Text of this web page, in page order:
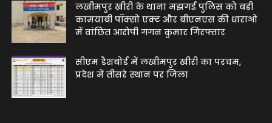
लखीमपुर खीरी के थाना मझगई पुलिस को बड़ी
कामयाबी पॉक्सो एक्ट और बीएनएस की धाराओं
में वांछित आरोपी गगन कुमार गिरफ्तार
सीएम डैशबोर्ड में लखीमपुर खीरी का परचम,
प्रदेश में तीसरे स्थान पर जिला